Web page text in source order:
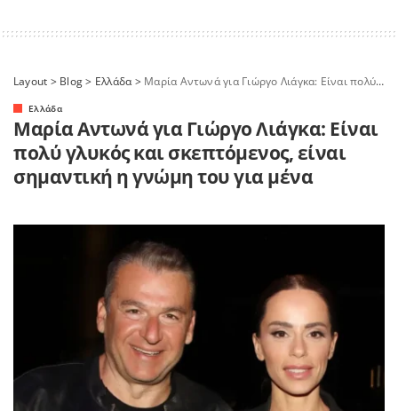
Layout > Blog> Ελλάδα> Μαρία Αντωνά για Γιώργο Λιάγκα: Είναι πολύ γλυκός και σκεπτόμενος, είναι σημαντική η γνώμη του για μένα
Ελλάδα
Μαρία Αντωνά για Γιώργο Λιάγκα: Είναι
πολύ γλυκός και σκεπτόμενος, είναι
σημαντική η γνώμη του για μένα